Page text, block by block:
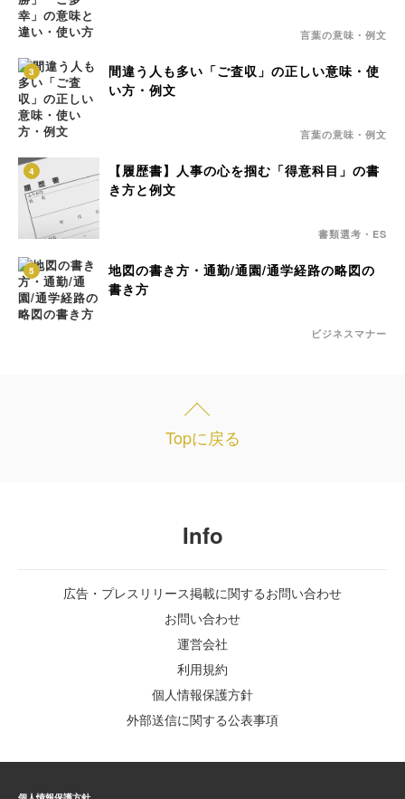
言葉の意味・例文
3
間違う人も多い「ご査収」の正しい意味・使
い方・例文
言葉の意味・例文
4
【履歴書】人事の心を掴む「得意科目」の書
き方と例文
書類選考・ES
5
地図の書き方・通勤/通園/通学経路の略図の
書き方
ビジネスマナー
Topに戻る
Info
広告・プレスリリース掲載に関するお問い合わせ
お問い合わせ
運営会社
利用規約
個人情報保護方針
外部送信に関する公表事項